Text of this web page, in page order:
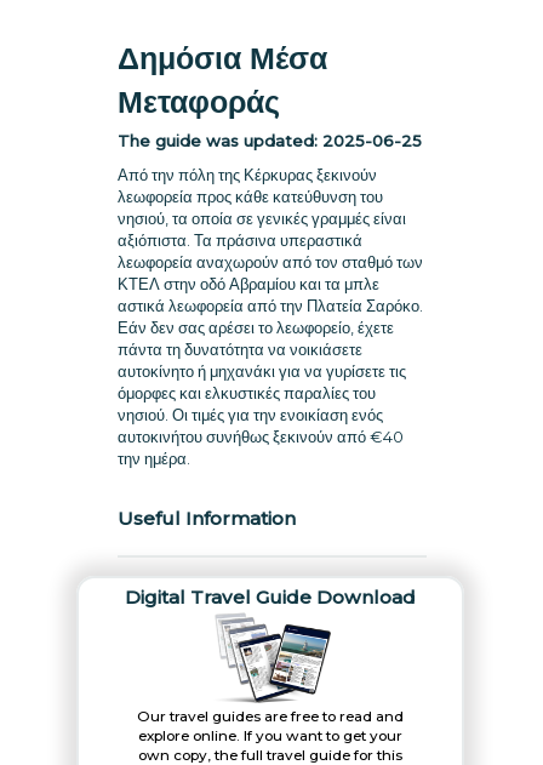
Δημόσια Μέσα
Μεταφοράς
The guide was updated: 2025-06-25
Από την πόλη της Κέρκυρας ξεκινούν
λεωφορεία προς κάθε κατεύθυνση του
νησιού, τα οποία σε γενικές γραμμές είναι
αξιόπιστα. Τα πράσινα υπεραστικά
λεωφορεία αναχωρούν από τον σταθμό των
ΚΤΕΛ στην οδό Αβραμίου και τα μπλε
αστικά λεωφορεία από την Πλατεία Σαρόκο.
Εάν δεν σας αρέσει το λεωφορείο, έχετε
πάντα τη δυνατότητα να νοικιάσετε
αυτοκίνητο ή μηχανάκι για να γυρίσετε τις
όμορφες και ελκυστικές παραλίες του
νησιού. Οι τιμές για την ενοικίαση ενός
αυτοκινήτου συνήθως ξεκινούν από €40
την ημέρα.
Useful Information
Digital Travel Guide Download
Our travel guides are free to read and
explore online. If you want to get your
own copy, the full travel guide for this